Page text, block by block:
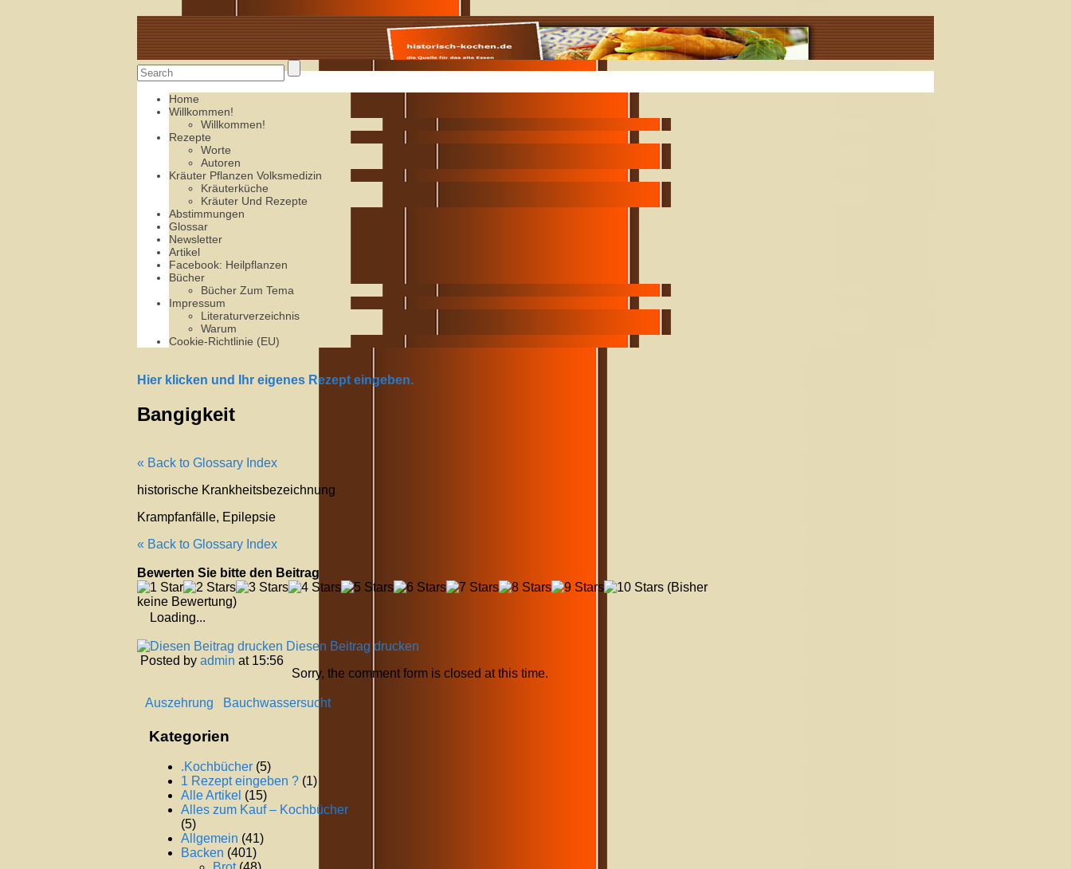
Alte Rezepte online
Home
Willkommen!
Willkommen!
Rezepte
Worte
Autoren
Kräuter Pflanzen Volksmedizin
Kräuterküche
Kräuter Und Rezepte
Abstimmungen
Glossar
Newsletter
Artikel
Facebook: Heilpflanzen
Bücher
Bücher Zum Tema
Impressum
Literaturverzeichnis
Warum
Cookie-Richtlinie (EU)
Hier klicken und Ihr eigenes Rezept eingeben.
Bangigkeit
« Back to Glossary Index
historische Krankheitsbezeichnung
Krampfanfälle, Epilepsie
« Back to Glossary Index
Bewerten Sie bitte den Beitrag
(Bisher
keine Bewertung)
Loading...
Diesen Beitrag drucken
Posted by admin at 15:56
Sorry, the comment form is closed at this time.
Auszehrung Bauchwassersucht
Kategorien
.Kochbücher (5)
1 Rezept eingeben ? (1)
Alle Artikel (15)
Alles zum Kauf – Kochbücher
(5)
Allgemein (41)
Backen (401)